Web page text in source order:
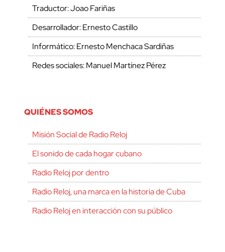
Traductor: Joao Fariñas
Desarrollador: Ernesto Castillo
Informático: Ernesto Menchaca Sardiñas
Redes sociales: Manuel Martínez Pérez
QUIÉNES SOMOS
Misión Social de Radio Reloj
El sonido de cada hogar cubano
Radio Reloj por dentro
Radio Reloj, una marca en la historia de Cuba
Radio Reloj en interacción con su público